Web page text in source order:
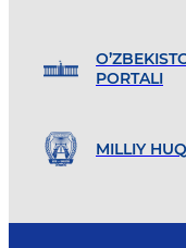
PORTALI
MILLIY